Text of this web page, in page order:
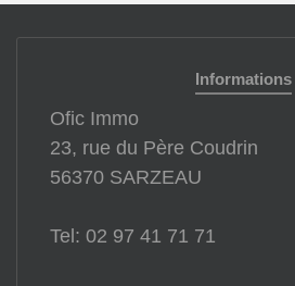
Informations
Ofic Immo
23, rue du Père Coudrin
56370 SARZEAU
Tel: 02 97 41 71 71